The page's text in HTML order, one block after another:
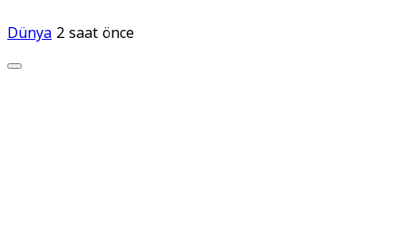
Dünya2 saat önce